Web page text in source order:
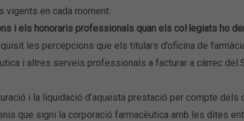
vigents en cada moment.
i els honoraris professionals quan els col·legiats ho
les percepcions que els titulars d’oficina de
i altres serveis professionals a facturar a càrrec del
i la liquidació d’aquesta prestació per compte
que signi la corporació farmacèutica amb les dites